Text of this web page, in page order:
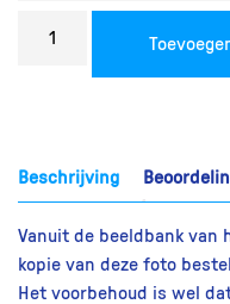
reproductie
Beschrijving
Vanuit de beeldbank van
kopie van deze foto
Het voorbehoud is wel